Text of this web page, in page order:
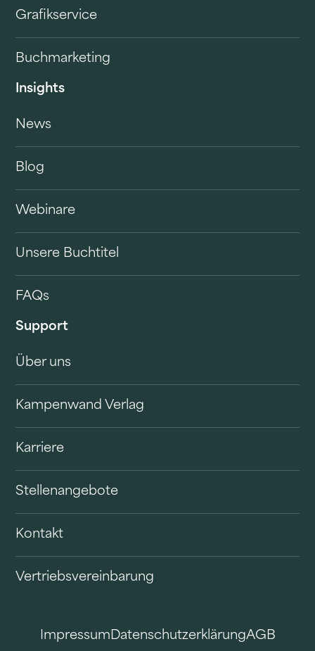
Grafikservice
Buchmarketing
Insights
News
Blog
Webinare
Unsere Buchtitel
FAQs
Support
Über uns
Kampenwand Verlag
Karriere
Stellenangebote
Kontakt
Vertriebsvereinbarung
ImpressumDatenschutzerklärungAGB